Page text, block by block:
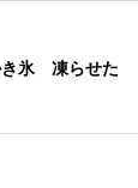
き氷 凍らせた